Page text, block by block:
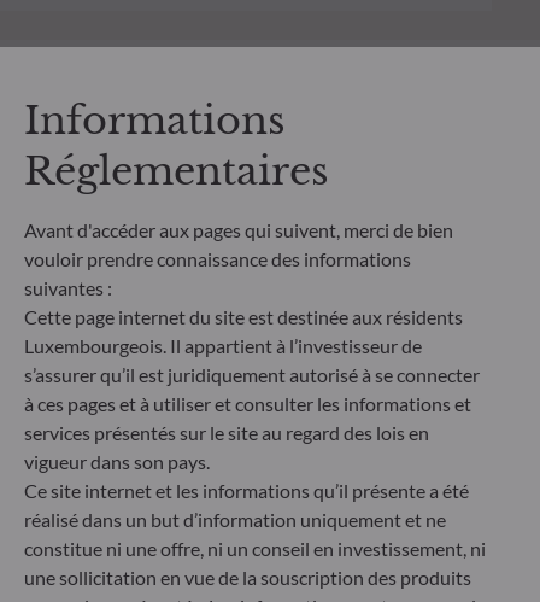
ODDO BHF Asset Management SAS*
12 boulevard de la Madeleine
75440 Paris Cedex 09
France
+33 1 44 51 80 28
Société de Gestion de Portefeuille agréée par l’Autorité des
Marchés Financiers sous le numéro GP99011
* Entité responsable du site internet
Informations
Réglementaires
Avant d'accéder aux pages qui suivent, merci de bien
vouloir prendre connaissance des informations
suivantes :
Cette page internet du site est destinée aux résidents
Luxembourgeois. Il appartient à l’investisseur de
s’assurer qu’il est juridiquement autorisé à se connecter
à ces pages et à utiliser et consulter les informations et
services présentés sur le site au regard des lois en
vigueur dans son pays.
Ce site internet et les informations qu’il présente a été
réalisé dans un but d’information uniquement et ne
constitue ni une offre, ni un conseil en investissement, ni
une sollicitation en vue de la souscription des produits